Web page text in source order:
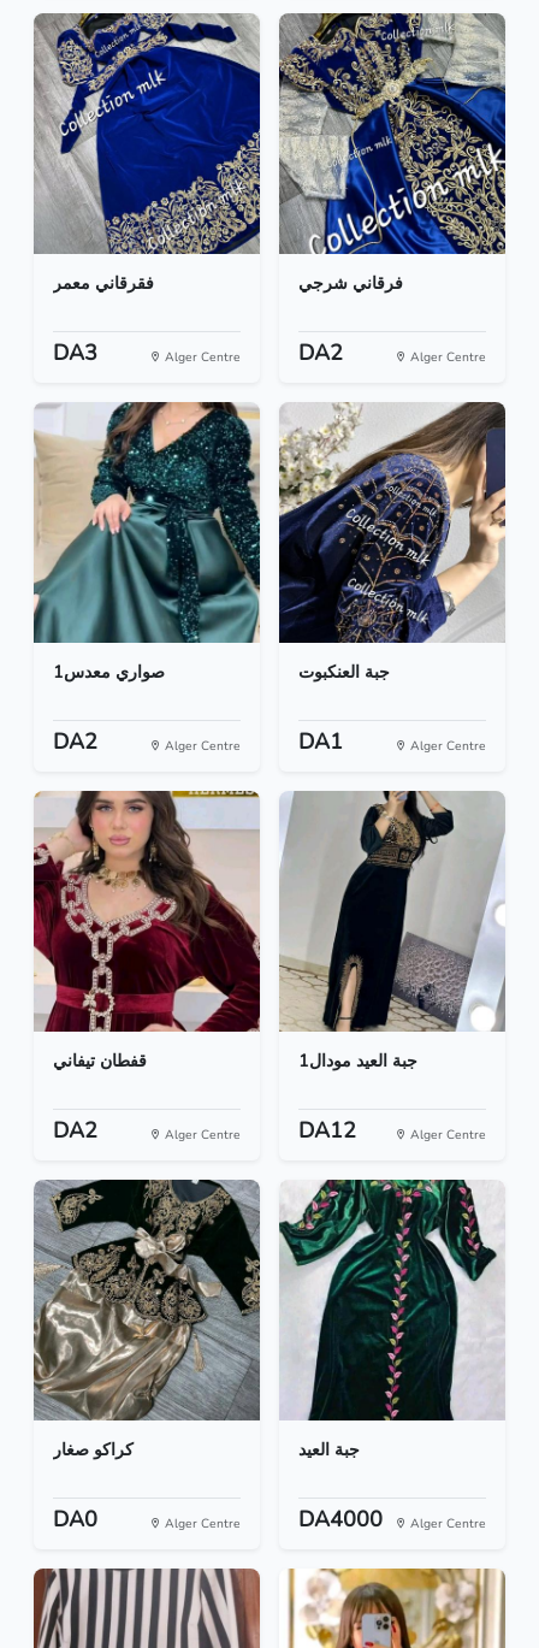
فقرقاني معمر
DA3 Alger Centre
فرقاني شرجي
DA2 Alger Centre
صواري معدس1
DA2 Alger Centre
جبة العنكبوت
DA1 Alger Centre
قفطان تيفاني
DA2 Alger Centre
جبة العيد مودال1
DA12 Alger Centre
كراكو صغار
DA0 Alger Centre
جبة العيد
DA4000 Alger Centre